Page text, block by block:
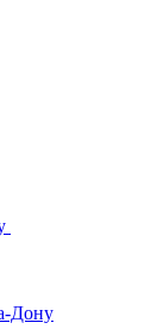
Дону